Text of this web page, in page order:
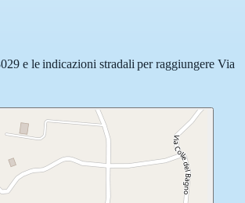
e le indicazioni stradali per raggiungere Via